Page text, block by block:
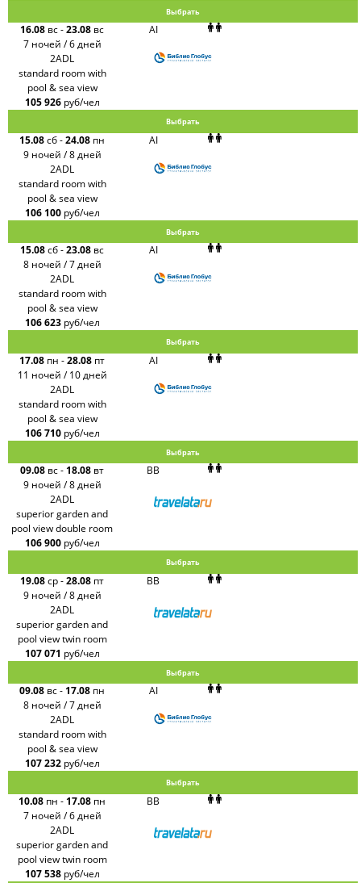
Выбрать
16.08 вс-23.08 вс
7 ночей / 6 дней
AI
2ADL
standard room with
pool & sea view
105 926 руб/чел
Выбрать
15.08сб-24.08 пн
9 ночей / 8 дней
AI
2ADL
standard room with
pool & sea view
106 100 руб/чел
Выбрать
15.08сб-23.08 вс
8 ночей / 7 дней
AI
2ADL
standard room with
pool & sea view
106 623 руб/чел
Выбрать
17.08 пн -28.08 пт
11 ночей / 10 дней
AI
2ADL
standard room with
pool & sea view
106 710 руб/чел
Выбрать
09.08 вс- 18.08 вт
9 ночей / 8 дней
BB
2ADL
superior garden and
pool view double room
106 900 руб/чел
Выбрать
19.08ср-28.08 пт
9 ночей / 8 дней
BB
2ADL
superior garden and
pool view twin room
107 071 руб/чел
Выбрать
09.08 вс- 17.08 пн
8 ночей / 7 дней
AI
2ADL
standard room with
pool & sea view
107 232 руб/чел
Выбрать
10.08 пн - 17.08 пн
7 ночей / 6 дней
BB
2ADL
superior garden and
pool view twin room
107 538 руб/чел